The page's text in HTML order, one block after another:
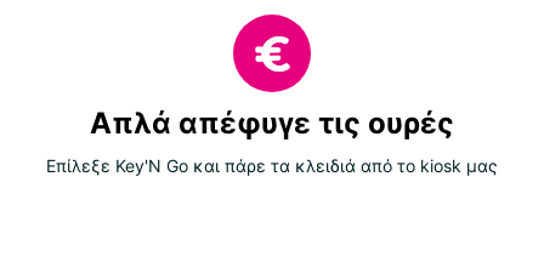
Απλά απέφυγε τις ουρές
Επίλεξε Key'N Go και πάρε τα κλειδιά από το kiosk μας